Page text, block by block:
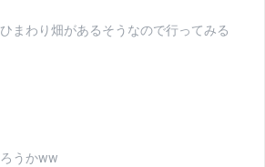
まわり畑があるそうなので行ってみる
うかww